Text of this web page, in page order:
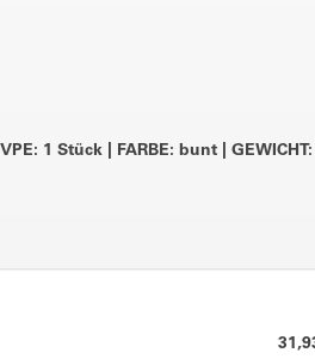
VPE: 1 Stück FARBE: bunt